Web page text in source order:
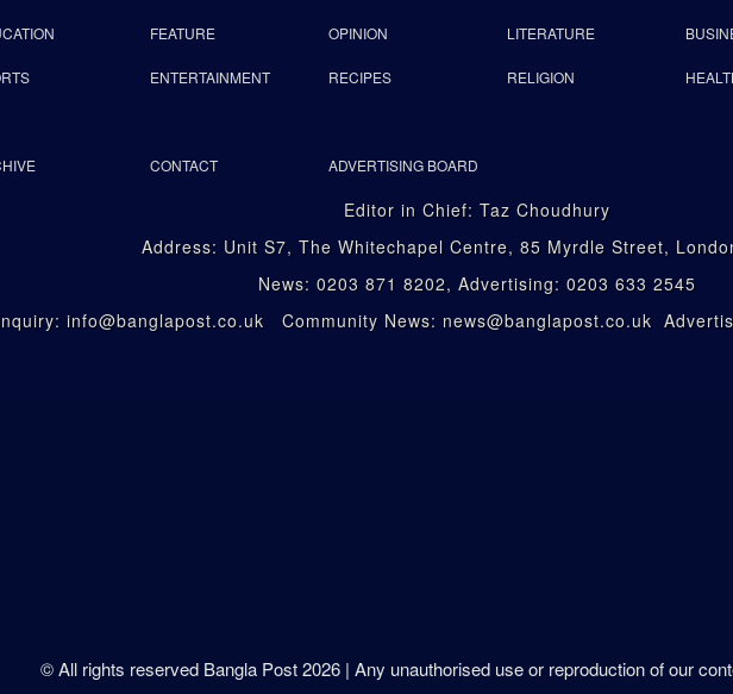
FEATURE OPINION LITERATURE
ENTERTAINMENT RECIPES RELIGION
CONTACT ADVERTISING BOARD
Editor in Chief: Taz Choudhury
Address: Unit S7, The Whitechapel Centre, 85 Myrdle Street,
News: 0203 871 8202, Advertising: 0203 633 2545
info@banglapost.co.uk Community News: news@banglapost.co.uk
© All rights reserved Bangla Post2026 | Any unauthorised use or reproduction of our